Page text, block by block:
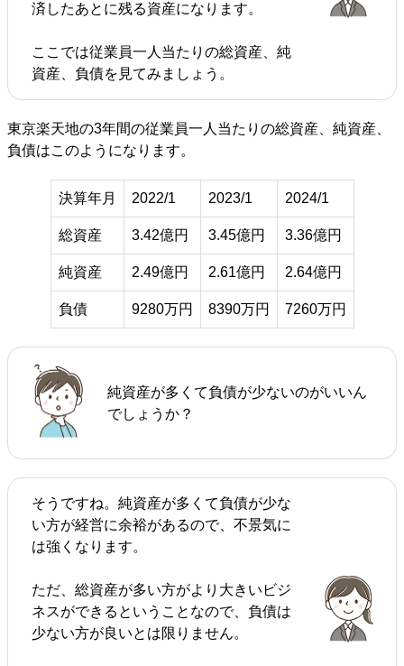
済したあとに残る資産になります。
ここでは従業員一人当たりの総資産、純
資産、負債を見てみましょう。
東京楽天地の3年間の従業員一人当たりの総資産、純資産、
負債はこのようになります。
決算年月 2022/1 2023/1 2024/1
総資産 3.42億円 3.45億円 3.36億円
純資産 2.49億円 2.61億円 2.64億円
負債 9280万円 8390万円 7260万円
純資産が多くて負債が少ないのがいいん
でしょうか？
そうですね。純資産が多くて負債が少な
い方が経営に余裕があるので、不景気に
は強くなります。
ただ、総資産が多い方がより大きいビジ
ネスができるということなので、負債は
少ない方が良いとは限りません。